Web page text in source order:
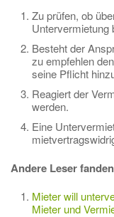
Zu prüfen, ob
Untervermietung
Besteht der
zu empfehlen
seine Pflicht
Reagiert der
werden.
Eine
Andere Leser
Mieter will
Mieter und